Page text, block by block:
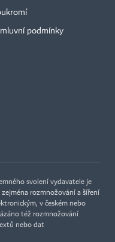
podmínky
svolení vydavatele je
rozmnožování a šíření
v českém nebo
též rozmnožování
nebo dat